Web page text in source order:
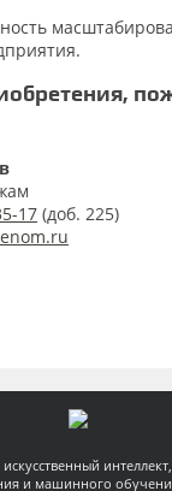
17 (доб. 225)
и машинного